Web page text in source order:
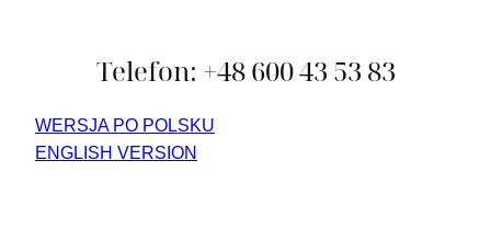
Telefon: +48 600 43 53 83
WERSJA PO POLSKU
ENGLISH VERSION